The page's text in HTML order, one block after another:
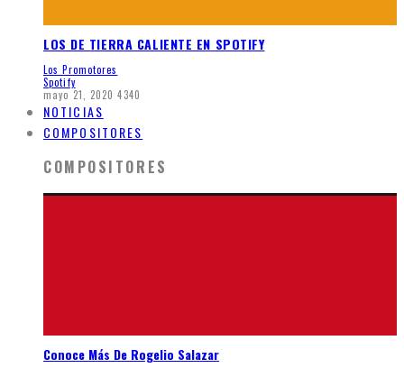
LOS DE TIERRA CALIENTE EN SPOTIFY
Los Promotores
Spotify
mayo 21, 2020 4340
NOTICIAS
COMPOSITORES
COMPOSITORES
Conoce Más De Rogelio Salazar